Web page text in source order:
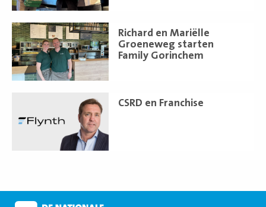
Richard en Mariëlle
Groeneweg starten
Family Gorinchem
Lees
meer
CSRD en Franchise